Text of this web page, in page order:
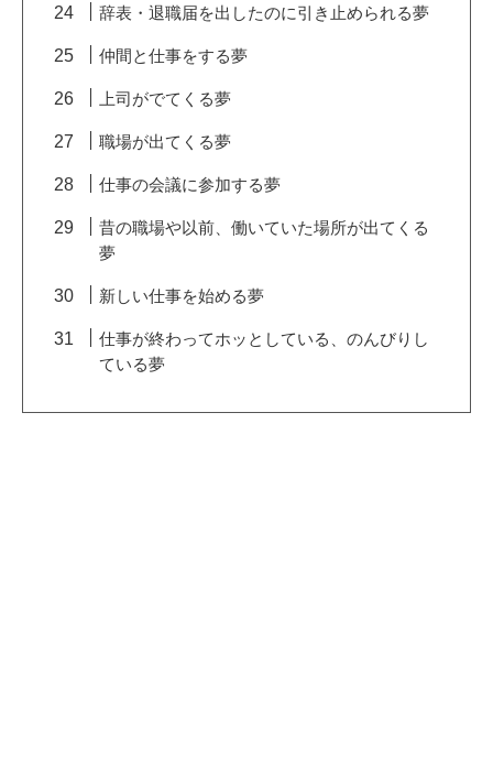
辞表・退職届を出したのに引き止められる夢
仲間と仕事をする夢
上司がでてくる夢
職場が出てくる夢
仕事の会議に参加する夢
昔の職場や以前、働いていた場所が出てくる
夢
新しい仕事を始める夢
仕事が終わってホッとしている、のんびりし
ている夢